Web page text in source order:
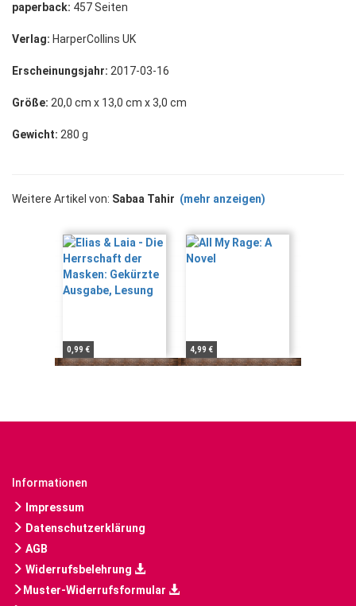
paperback: 457 Seiten
Verlag: HarperCollins UK
Erscheinungsjahr: 2017-03-16
Größe: 20,0 cm x 13,0 cm x 3,0 cm
Gewicht: 280 g
Weitere Artikel von: Sabaa Tahir (mehr anzeigen)
0,99 € 4,99 €
Informationen
Impressum
Datenschutzerklärung
AGB
Widerrufsbelehrung
Muster-Widerrufsformular